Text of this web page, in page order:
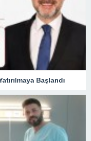
Başlandı